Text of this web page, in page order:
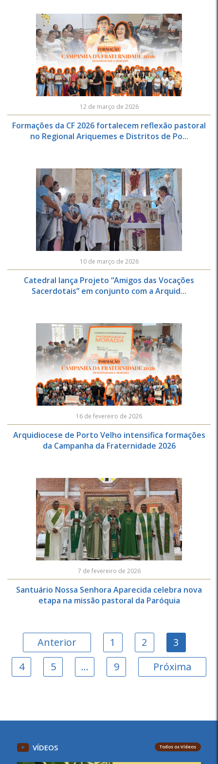
12 de março de 2026
Formações da CF 2026 fortalecem reflexão pastoral
no Regional Ariquemes e Distritos de Po...
10 de março de 2026
Catedral lança Projeto “Amigos das Vocações
Sacerdotais” em conjunto com a Arquid...
16 de fevereiro de 2026
Arquidiocese de Porto Velho intensifica formações
da Campanha da Fraternidade 2026
7 de fevereiro de 2026
Santuário Nossa Senhora Aparecida celebra nova
etapa na missão pastoral da Paróquia
Anterior 1 2
3
4
5 … 9 Próxima
VÍDEOS Todos os Vídeos